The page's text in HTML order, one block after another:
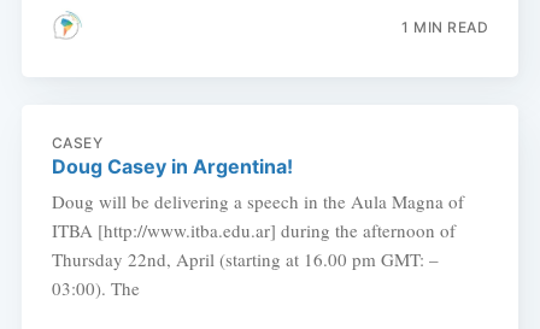
1 MIN READ
CASEY
Doug Casey in Argentina!
Doug will be delivering a speech in the Aula Magna of
ITBA [http://www.itba.edu.ar] during the afternoon of
Thursday 22nd, April (starting at 16.00 pm GMT: –
03:00). The